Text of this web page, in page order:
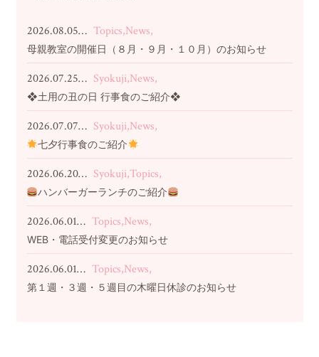
2026.08.05… Topics,News,
母親教室の開催日（８月・９月・１０月）のお知らせ
2026.07.25… Syokuji,News,
❖土用の丑の日 行事食のご紹介❖
2026.07.07… Syokuji,News,
七夕行事食のご紹介
2026.06.20… Syokuji,Topics,
ハンバーガーランチのご紹介
2026.06.01… Topics,News,
WEB・電話受付変更のお知らせ
2026.06.01… Topics,News,
第１週・３週・５週目の木曜日休診のお知らせ